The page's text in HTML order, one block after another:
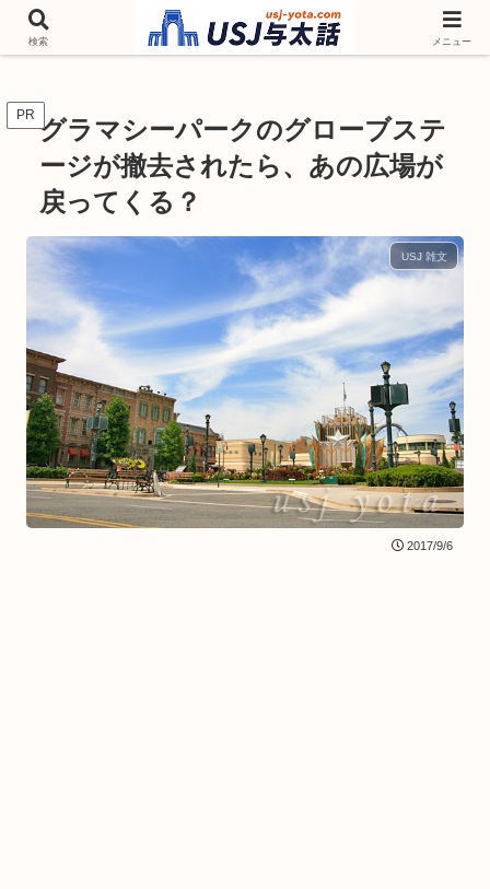
チケットやシーズンイベント ニンテンドーワールド アトラクションなどユニ
バを歩いて情報収集しています
PR グラマシーパークのグローブステ
ージが撤去されたら、あの広場が
戻ってくる？
USJ 雑文
2017/9/6
検索 メニュー